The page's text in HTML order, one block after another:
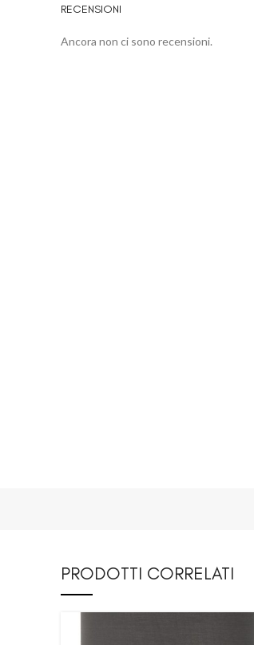
RECENSIONI
Ancora non ci sono recensioni.
PRODOTTI CORRELATI